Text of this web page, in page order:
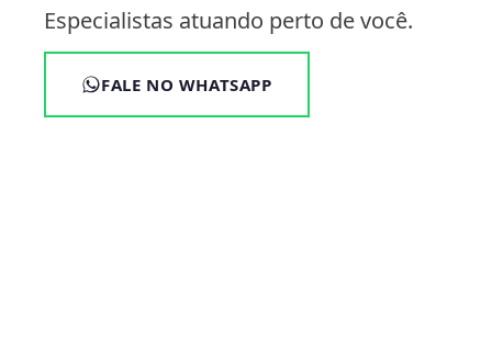
Especialistas atuando perto de você.
FALE NO WHATSAPP